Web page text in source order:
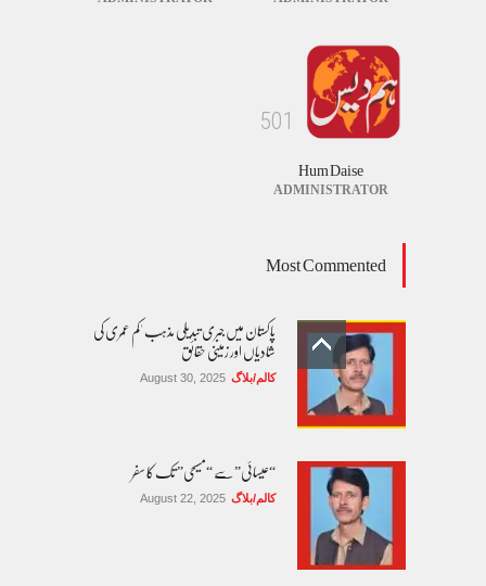
1
0
5
Hum Daise
ADMINISTRATOR
Most Commented
پاکستان میں جبری تبدیلی مذہب 'کم عمری کی
شادیاں اور زمینی حقائق
کالم/بلاگ August 30, 2025
“عیسائی” سے “مسیحی” تک کا سفر
کالم/بلاگ August 22, 2025